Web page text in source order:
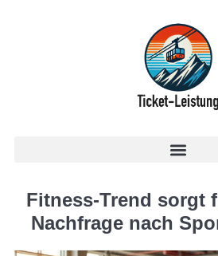
Fitness-Trend sorgt
Nachfrage nach